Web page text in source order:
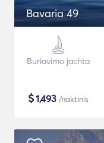
Bavaria 49
Buriavimo jachta
$1,493 /naktinis